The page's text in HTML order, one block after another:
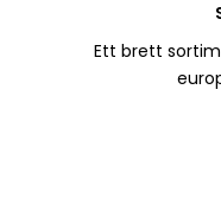
Ett brett